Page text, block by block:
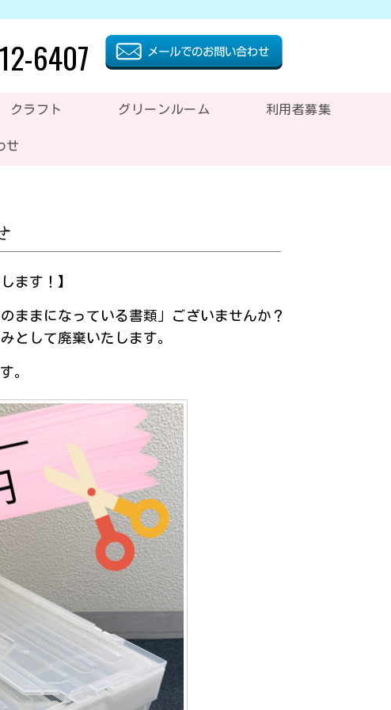
6407
クラフト グリーンルーム 利用者募集
せ
ます！】
ままになっている書類」ございませんか？
として廃棄いたします。
。